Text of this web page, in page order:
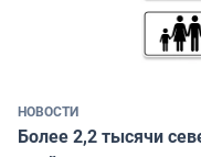
НОВОСТИ
Более 2,2 тысячи